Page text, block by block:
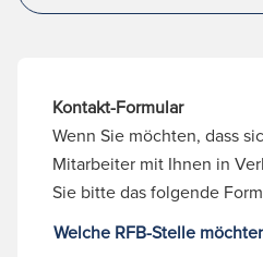
Kontakt-Formular
Wenn Sie möchten, dass
Mitarbeiter mit Ihnen in
Sie bitte das folgende
Welche RFB-Stelle